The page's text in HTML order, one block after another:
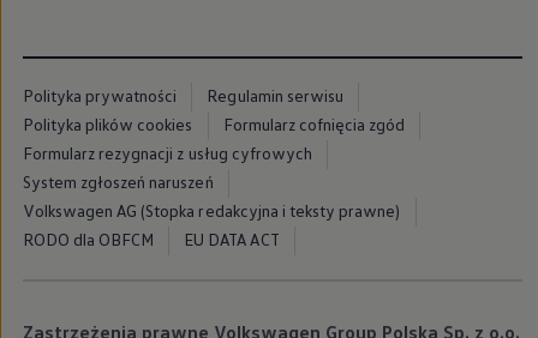
Leasing
Finansowanie aut używanych
Finansowanie dla firm
Kalkulator finansowy
Kredyt i najem
Kredyt
Najem
Finansowanie aut używanych
Kalkulator finansowy
Polityka prywatności
Regulamin serwisu
Polityka plików cookies
Formularz cofnięcia zgód
Formularz rezygnacji z usług cyfrowych
System zgłoszeń naruszeń
Volkswagen AG (Stopka redakcyjna i teksty prawne)
RODO dla OBFCM
EU DATA ACT
Zastrzeżenia prawne Volkswagen Group Polska Sp. z o.o.